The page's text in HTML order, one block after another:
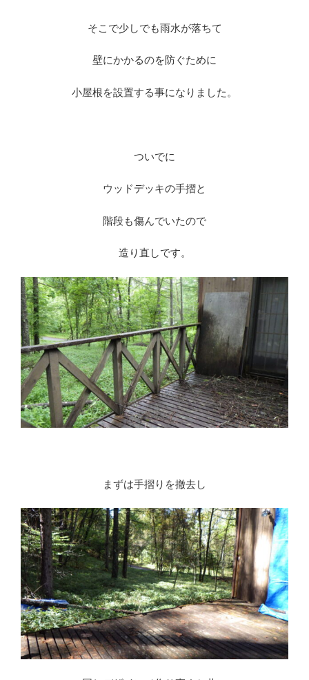
そこで少しでも雨水が落ちて
壁にかかるのを防ぐために
小屋根を設置する事になりました。
ついでに
ウッドデッキの手摺と
階段も傷んでいたので
造り直しです。
まずは手摺りを撤去し